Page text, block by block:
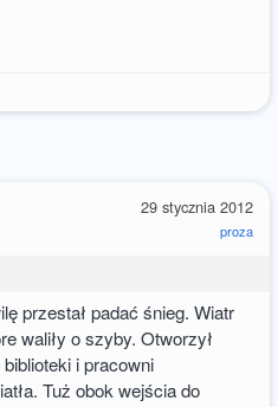
29 stycznia 2012
proza
przestał padać śnieg. Wiatr
waliły o szyby. Otworzył
i pracowni
Tuż obok wejścia do